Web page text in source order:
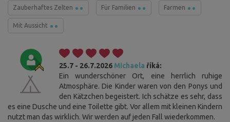
Zauberhaftes Zelten Für Familien Farmen
Mit Aussicht
25.7 - 26.7.2026 Michaela říká:
Ein wunderschöner Ort, eine herrlich ruhige
Atmosphäre. Die Kinder waren von den Ponys und
den Kätzchen begeistert. Ich schätze es sehr, dass
es eine Dusche und eine Toilette gibt. Vor allem mit kleinen Kindern
nutzt man das wirklich. Wir werden auf jeden Fall wiederkommen.